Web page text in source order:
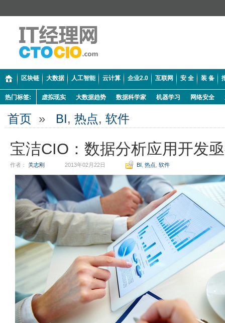
区块链 大数据 人工智能 云计算 企业2.0 互联网 安 全 装 备
热门标签: 虚拟现实 大数据趋势 数据科学家 机器学习 网络安全
首页 » BI, 热点, 软件
宝洁CIO：数据分析应用开发
作者： 关志刚 2013年02月22日 BI 热点 软件